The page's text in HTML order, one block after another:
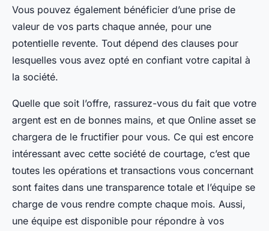
Vous pouvez également bénéficier d’une prise de
valeur de vos parts chaque année, pour une
potentielle revente. Tout dépend des clauses pour
lesquelles vous avez opté en confiant votre capital à
la société.
Quelle que soit l’offre, rassurez-vous du fait que votre
argent est en de bonnes mains, et que Online asset se
chargera de le fructifier pour vous. Ce qui est encore
intéressant avec cette société de courtage, c’est que
toutes les opérations et transactions vous concernant
sont faites dans une transparence totale et l’équipe se
charge de vous rendre compte chaque mois. Aussi,
une équipe est disponible pour répondre à vos